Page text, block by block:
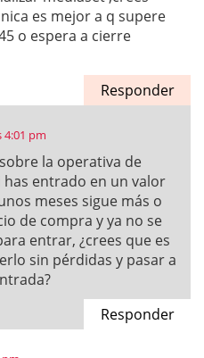
es mejor a q supere
o espera a cierre
Responder
4:01 pm
la operativa de
has entrado en un valor
meses sigue más o
de compra y ya no se
entrar, ¿crees que es
sin pérdidas y pasar a
Responder